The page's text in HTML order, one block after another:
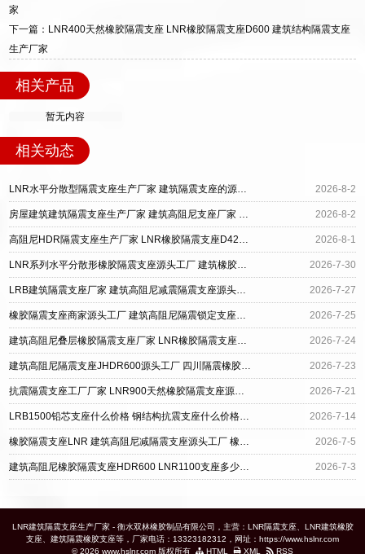
家
下一篇：LNR400天然橡胶隔震支座 LNR橡胶隔震支座D600 建筑结构隔震支座
生产厂家
相关产品
暂无内容
相关动态
LNR水平分散型隔震支座生产厂家 建筑隔震支座的源头工厂 建筑高阻尼建筑橡胶隔震支座 2026-8-2
房屋建筑建筑隔震支座生产厂家 建筑高阻尼支座厂家 铅芯橡胶隔震支座LRB900厂家 2026-8-2
高阻尼HDR隔震支座生产厂家 LNR橡胶隔震支座D420 建筑高阻尼隔震支座JHDR600厂家 2026-8-1
LNR系列水平分散形橡胶隔震支座源头工厂 建筑橡胶隔震支座什么价格 建筑高性能橡胶隔震支座厂家 2026-7-30
LRB建筑隔震支座厂家 建筑高阻尼减震隔震支座源头工厂 高阻尼减橡胶隔震支座厂家 2026-7-27
橡胶隔震支座商家源头工厂 建筑高阻尼隔震锁定支座生产厂家 隔震橡胶支座LNR800 2026-7-25
建筑高阻尼叠层橡胶隔震支座厂家 LNR橡胶隔震支座生产厂家 矩形隔震支座厂家 2026-7-24
建筑高阻尼隔震支座JHDR600源头工厂 四川隔震橡胶支座 高阻尼铅芯隔震支座生产厂家 2026-7-23
抗震隔震支座工厂厂家 LNR900天然橡胶隔震支座源头工厂 建筑高阻尼圆形隔震支座生产厂家 2026-7-21
LRB1500铅芯支座什么价格 钢结构抗震支座什么价格 建筑高阻尼隔振橡胶隔震支座生产厂家 2026-7-14
橡胶隔震支座LNR 建筑高阻尼减隔震支座源头工厂 橡胶隔震支座JG生产厂家 2026-7-5
建筑高阻尼橡胶隔震支座HDR600 LNR1100支座多少钱 HDR800高阻尼橡胶隔震支座什么价格 2026-7-3
LNR建筑隔震支座生产厂家 - 衡水双林橡胶制品有限公司，主营：LNR隔震支座、LNR建筑橡胶
支座、建筑隔震橡胶支座等，厂家电话：13323182312，网址：https://www.hslnr.com
© 2026 www.hslnr.com 版权所有
HTML XML RSS